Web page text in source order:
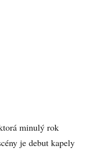
minulý rok
je debut kapely